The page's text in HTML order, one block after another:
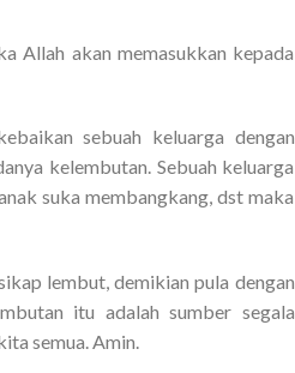
Allah akan memasukkan kepada
sebuah keluarga dengan
kelembutan. Sebuah keluarga
suka membangkang, dst maka
lembut, demikian pula dengan
itu adalah sumber segala
semua. Amin.